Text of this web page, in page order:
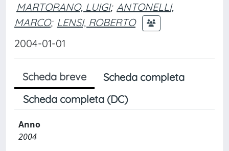
MARTORANO, LUIGI; ANTONELLI,
MARCO; LENSI, ROBERTO
2004-01-01
Scheda breve
Scheda completa
Scheda completa (DC)
Anno
2004